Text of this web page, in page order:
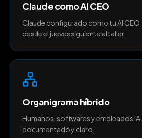
Claude como AI CEO
Claude configurado como tu AI
desde el jueves siguiente al taller.
Organigrama híbrido
Humanos, softwares y empleados IA.
documentado y claro.